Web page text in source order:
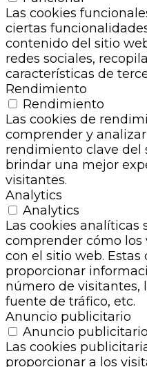
Las cookies
ciertas
contenido del sitio
redes sociales,
características de
Rendimiento
Rendimiento
Las cookies de
comprender y
rendimiento clave del
brindar una mejor
visitantes.
Analytics
Analytics
Las cookies analíticas
comprender cómo
con el sitio web. Estas
proporcionar
número de visitantes,
fuente de tráfico, etc.
Anuncio publicitario
Anuncio publicitario
Las cookies
proporcionar a los